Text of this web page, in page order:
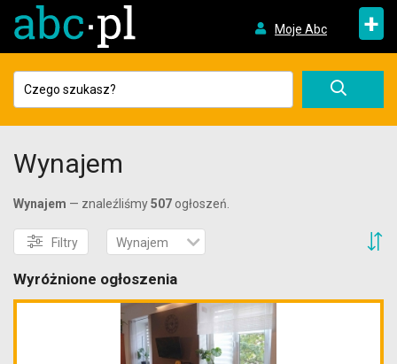
Moje Abc +
Wynajem
Wynajem — znaleźliśmy507 ogłoszeń.
Filtry Wynajem
Wyróżnione ogłoszenia